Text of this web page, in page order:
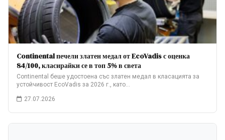
Continental печели златен медал от EcoVadis с оценка
84/100, класирайки се в топ 5% в света
Continental беше удостоена със златен медал в класацията за
устойчивост EcoVadis за 2026 г., като…
27.07.2026